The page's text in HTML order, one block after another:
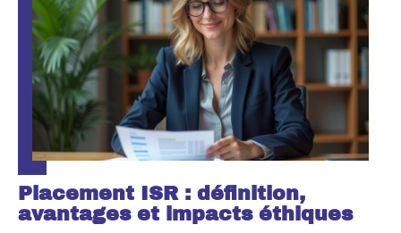
Placement ISR : définition,
avantages et impacts éthiques